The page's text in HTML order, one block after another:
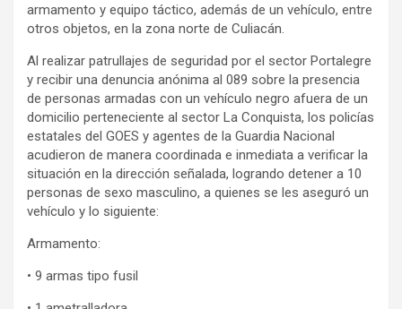
armamento y equipo táctico, además de un vehículo, entre
otros objetos, en la zona norte de Culiacán.
Al realizar patrullajes de seguridad por el sector Portalegre
y recibir una denuncia anónima al 089 sobre la presencia
de personas armadas con un vehículo negro afuera de un
domicilio perteneciente al sector La Conquista, los policías
estatales del GOES y agentes de la Guardia Nacional
acudieron de manera coordinada e inmediata a verificar la
situación en la dirección señalada, logrando detener a 10
personas de sexo masculino, a quienes se les aseguró un
vehículo y lo siguiente:
Armamento:
• 9 armas tipo fusil